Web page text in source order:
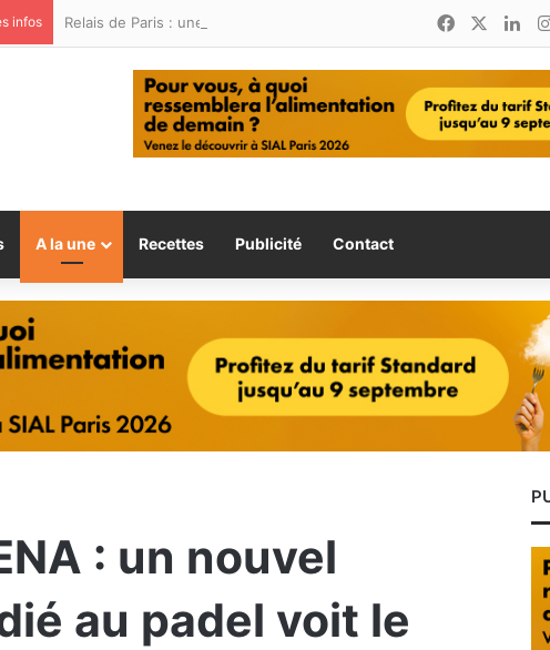
infos Facebook
A la une Recettes Publicité Contact
: un nouvel
au padel voit le